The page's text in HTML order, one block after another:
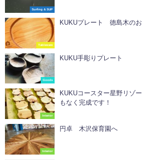
Surfing & SUP
Tableware
KUKUプレート 徳島木の
Goods
KUKU手彫りプレート
Interior
KUKUコースター星野リゾ
もなく完成です！
Interior
円卓 木沢保育園へ